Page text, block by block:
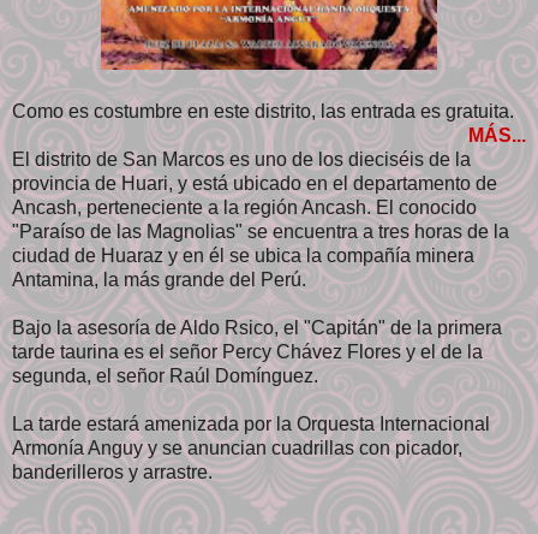
Como es costumbre en este distrito, las entrada es gratuita.
MÁS...
El distrito de San Marcos es uno de los dieciséis de la
provincia de Huari, y está ubicado en el departamento de
Ancash, perteneciente a la región Ancash. El conocido
"Paraíso de las Magnolias" se encuentra a tres horas de la
ciudad de Huaraz y en él se ubica la compañía minera
Antamina, la más grande del Perú.
Bajo la asesoría de Aldo Rsico, el "Capitán" de la primera
tarde taurina es el señor Percy Chávez Flores y el de la
segunda, el señor Raúl Domínguez.
La tarde estará amenizada por la Orquesta Internacional
Armonía Anguy y se anuncian cuadrillas con picador,
banderilleros y arrastre.